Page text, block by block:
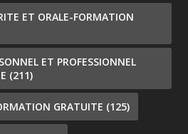
ET ORALE-FORMATION
ET PROFESSIONNEL
(211)
GRATUITE (125)